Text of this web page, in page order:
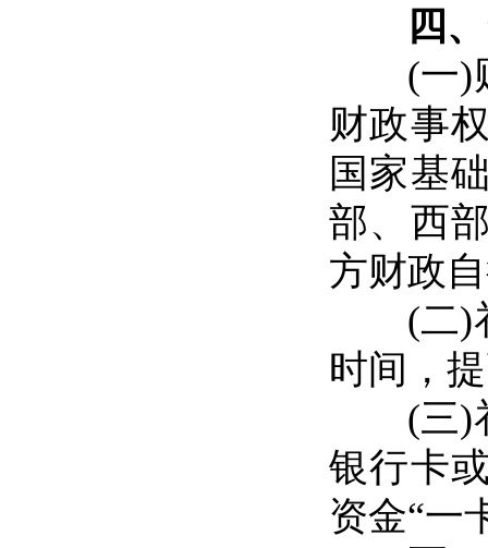
四
(一)财
财政事
国家基
部、西
方财政
(二)补
时间，
(三)补
银行卡
资金“一